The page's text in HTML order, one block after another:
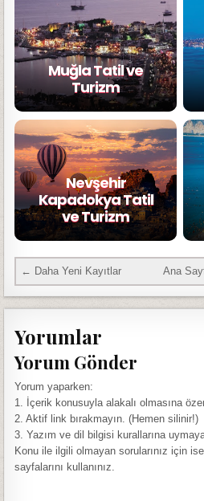
Muğla Tatil ve
Turizm
Nevşehir
Kapadokya Tatil
ve Turizm
← Daha Yeni Kayıtlar Ana
Yorumlar
Yorum Gönder
Yorum yaparken:
1. İçerik konusuyla alakalı olmasına
2. Aktif link bırakmayın. (Hemen silinir!)
3. Yazım ve dil bilgisi kurallarına
Konu ile ilgili olmayan sorularınız için
sayfalarını kullanınız.